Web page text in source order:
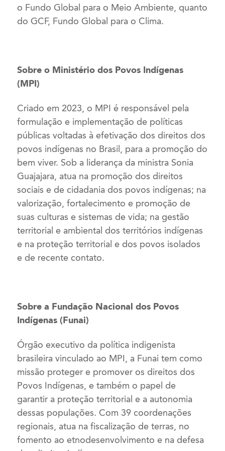
o Fundo Global para o Meio Ambiente, quanto
do GCF, Fundo Global para o Clima.
Sobre o Ministério dos Povos Indígenas
(MPI)
Criado em 2023, o MPI é responsável pela
formulação e implementação de políticas
públicas voltadas à efetivação dos direitos dos
povos indígenas no Brasil, para a promoção do
bem viver. Sob a liderança da ministra Sonia
Guajajara, atua na promoção dos direitos
sociais e de cidadania dos povos indígenas; na
valorização, fortalecimento e promoção de
suas culturas e sistemas de vida; na gestão
territorial e ambiental dos territórios indígenas
e na proteção territorial e dos povos isolados
e de recente contato.
Sobre a Fundação Nacional dos Povos
Indígenas (Funai)
Órgão executivo da política indigenista
brasileira vinculado ao MPI, a Funai tem como
missão proteger e promover os direitos dos
Povos Indígenas, e também o papel de
garantir a proteção territorial e a autonomia
dessas populações. Com 39 coordenações
regionais, atua na fiscalização de terras, no
fomento ao etnodesenvolvimento e na defesa